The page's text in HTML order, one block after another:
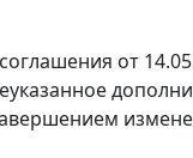
от